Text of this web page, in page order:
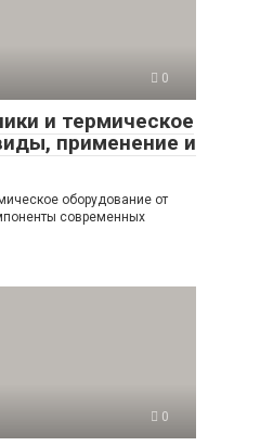
0
и термическое
применение и
оборудование от
современных
0